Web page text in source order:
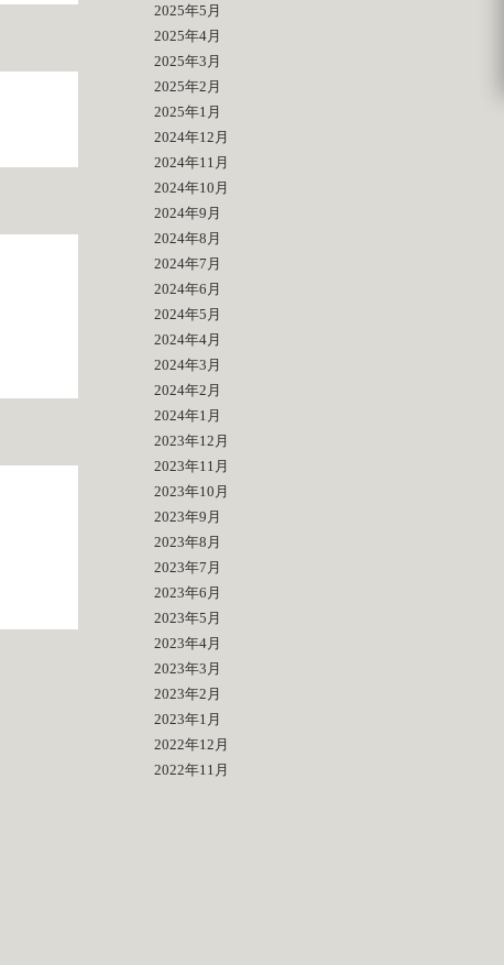
2025年5月
2025年4月
2025年3月
2025年2月
2025年1月
2024年12月
2024年11月
2024年10月
2024年9月
2024年8月
2024年7月
2024年6月
2024年5月
2024年4月
2024年3月
2024年2月
2024年1月
2023年12月
2023年11月
2023年10月
2023年9月
2023年8月
2023年7月
2023年6月
2023年5月
2023年4月
2023年3月
2023年2月
2023年1月
2022年12月
2022年11月